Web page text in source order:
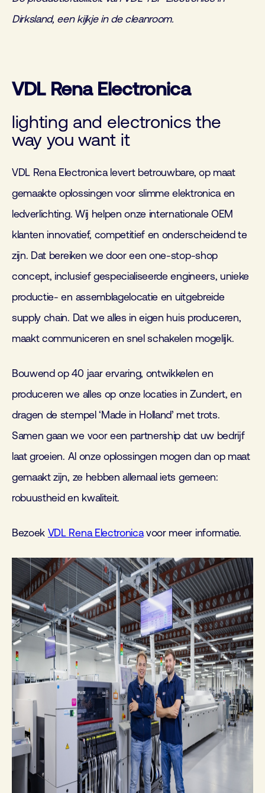
Dirksland, een kijkje in de cleanroom.
VDL Rena Electronica
lighting and electronics the
way you want it
VDL Rena Electronica levert betrouwbare, op maat
gemaakte oplossingen voor slimme elektronica en
ledverlichting. Wij helpen onze internationale OEM
klanten innovatief, competitief en onderscheidend te
zijn. Dat bereiken we door een one-stop-shop
concept, inclusief gespecialiseerde engineers, unieke
productie- en assemblagelocatie en uitgebreide
supply chain. Dat we alles in eigen huis produceren,
maakt communiceren en snel schakelen mogelijk.
Bouwend op 40 jaar ervaring, ontwikkelen en
produceren we alles op onze locaties in Zundert, en
dragen de stempel ‘Made in Holland’ met trots.
Samen gaan we voor een partnership dat uw bedrijf
laat groeien. Al onze oplossingen mogen dan op maat
gemaakt zijn, ze hebben allemaal iets gemeen:
robuustheid en kwaliteit.
Bezoek VDL Rena Electronicavoor meer informatie.